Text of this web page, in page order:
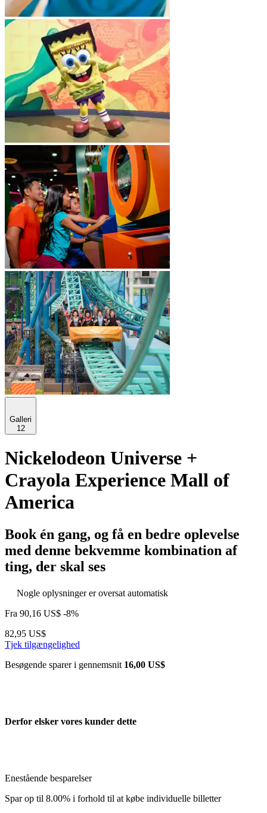
Galleri
12
Nickelodeon Universe +
Crayola Experience Mall of
America
Book én gang, og få en bedre oplevelse
med denne bekvemme kombination af
ting, der skal ses
Nogle oplysninger er oversat automatisk
Fra 90,16 US$ -8%
82,95 US$
Tjek tilgængelighed
Besøgende sparer i gennemsnit 16,00 US$
Derfor elsker vores kunder dette
Enestående besparelser
Spar op til 8.00% i forhold til at købe individuelle billetter